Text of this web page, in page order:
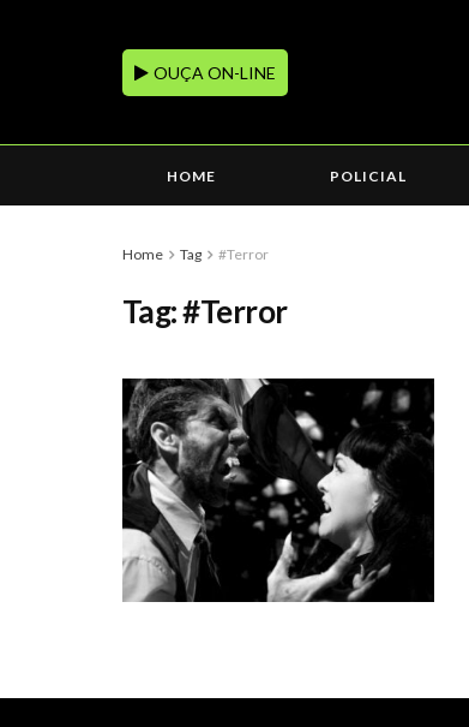
OUÇA ON-LINE
HOME POLICIAL
Home Tag #Terror
Tag:#Terror